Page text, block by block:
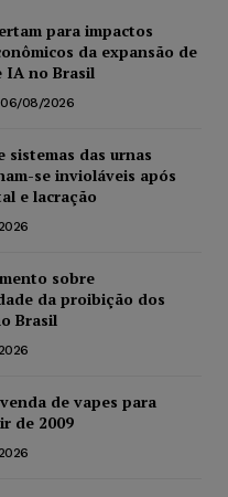
para impactos
da expansão de
IA no Brasil
06/08/2026
sistemas das urnas
se invioláveis após
e lacração
sobre
da proibição dos
Brasil
de vapes para
de 2009